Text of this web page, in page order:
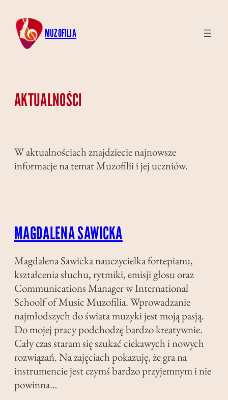
MUZOFILIA
AKTUALNOŚCI
W aktualnościach znajdziecie najnowsze
informacje na temat Muzofilii i jej uczniów.
MAGDALENA SAWICKA
Magdalena Sawicka nauczycielka fortepianu,
kształcenia słuchu, rytmiki, emisji głosu oraz
Communications Manager w International
Schoolf of Music Muzofilia. Wprowadzanie
najmłodszych do świata muzyki jest moją pasją.
Do mojej pracy podchodzę bardzo kreatywnie.
Cały czas staram się szukać ciekawych i nowych
rozwiązań. Na zajęciach pokazuję, że gra na
instrumencie jest czymś bardzo przyjemnym i nie
powinna…